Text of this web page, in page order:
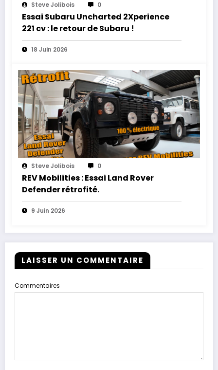
Steve Jolibois 0
Essai Subaru Uncharted 2Xperience
221 cv : le retour de Subaru !
18 Juin 2026
Steve Jolibois 0
REV Mobilities : Essai Land Rover
Defender rétrofité.
9 Juin 2026
LAISSER UN COMMENTAIRE
Commentaires